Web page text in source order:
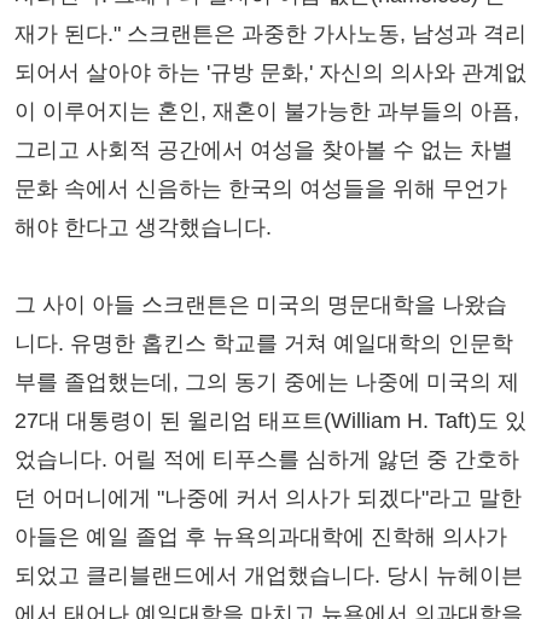
재가 된다." 스크랜튼은 과중한 가사노동, 남성과 격리
되어서 살아야 하는 '규방 문화,' 자신의 의사와 관계없
이 이루어지는 혼인, 재혼이 불가능한 과부들의 아픔,
그리고 사회적 공간에서 여성을 찾아볼 수 없는 차별
문화 속에서 신음하는 한국의 여성들을 위해 무언가
해야 한다고 생각했습니다.
그 사이 아들 스크랜튼은 미국의 명문대학을 나왔습
니다. 유명한 홉킨스 학교를 거쳐 예일대학의 인문학
부를 졸업했는데, 그의 동기 중에는 나중에 미국의 제
27대 대통령이 된 윌리엄 태프트(William H. Taft)도 있
었습니다. 어릴 적에 티푸스를 심하게 앓던 중 간호하
던 어머니에게 "나중에 커서 의사가 되겠다"라고 말한
아들은 예일 졸업 후 뉴욕의과대학에 진학해 의사가
되었고 클리블랜드에서 개업했습니다. 당시 뉴헤이븐